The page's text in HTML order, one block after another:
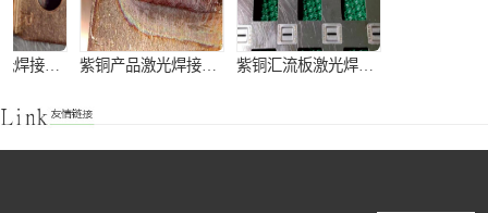
紫铜端子激光焊接加工 紫铜产品激光焊接加工 紫铜汇流板激光焊接加工